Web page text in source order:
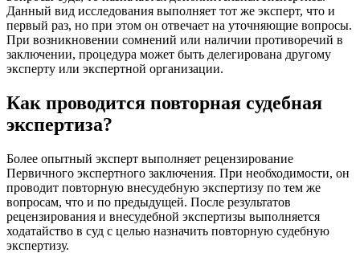
Данный вид исследования выполняет тот же эксперт, что и
первый раз, но при этом он отвечает на уточняющие вопросы.
При возникновении сомнений или наличии противоречий в
заключении, процедура может быть делегирована другому
эксперту или экспертной организации.
Как проводится повторная судебная
экспертиза?
Более опытный эксперт выполняет рецензирование
Первичного экспертного заключения. При необходимости, он
проводит повторную внесудебную экспертизу по тем же
вопросам, что и по предыдущей. После результатов
рецензирования и внесудебной экспертизы выполняется
ходатайство в суд с целью назначить повторную судебную
экспертизу.